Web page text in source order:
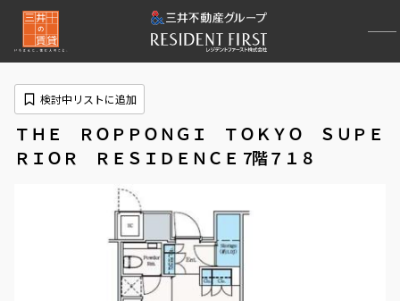
ＴＨＥ ＲＯＰＰＯＮＧＩ ＴＯＫＹＯ ＳＵＰＥ
ＲＩＯＲ ＲＥＳＩＤＥＮＣＥ 7階７１８
検討中リストに追加